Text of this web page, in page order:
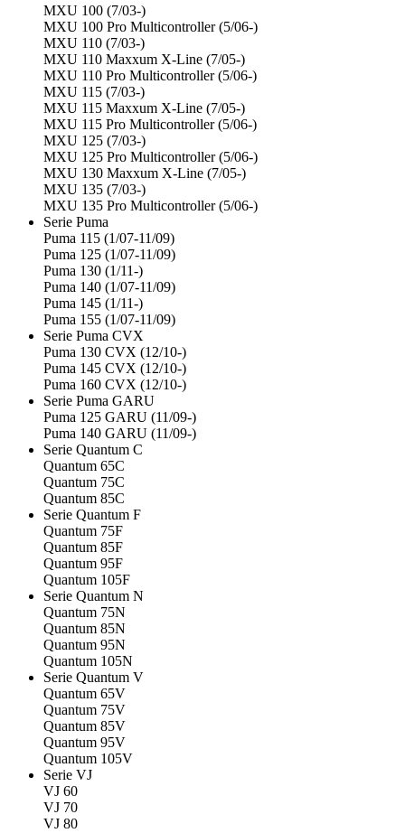
MXU 100 (7/03-)
MXU 100 Pro Multicontroller (5/06-)
MXU 110 (7/03-)
MXU 110 Maxxum X-Line (7/05-)
MXU 110 Pro Multicontroller (5/06-)
MXU 115 (7/03-)
MXU 115 Maxxum X-Line (7/05-)
MXU 115 Pro Multicontroller (5/06-)
MXU 125 (7/03-)
MXU 125 Pro Multicontroller (5/06-)
MXU 130 Maxxum X-Line (7/05-)
MXU 135 (7/03-)
MXU 135 Pro Multicontroller (5/06-)
Serie Puma
Puma 115 (1/07-11/09)
Puma 125 (1/07-11/09)
Puma 130 (1/11-)
Puma 140 (1/07-11/09)
Puma 145 (1/11-)
Puma 155 (1/07-11/09)
Serie Puma CVX
Puma 130 CVX (12/10-)
Puma 145 CVX (12/10-)
Puma 160 CVX (12/10-)
Serie Puma GARU
Puma 125 GARU (11/09-)
Puma 140 GARU (11/09-)
Serie Quantum C
Quantum 65C
Quantum 75C
Quantum 85C
Serie Quantum F
Quantum 75F
Quantum 85F
Quantum 95F
Quantum 105F
Serie Quantum N
Quantum 75N
Quantum 85N
Quantum 95N
Quantum 105N
Serie Quantum V
Quantum 65V
Quantum 75V
Quantum 85V
Quantum 95V
Quantum 105V
Serie VJ
VJ 60
VJ 70
VJ 80